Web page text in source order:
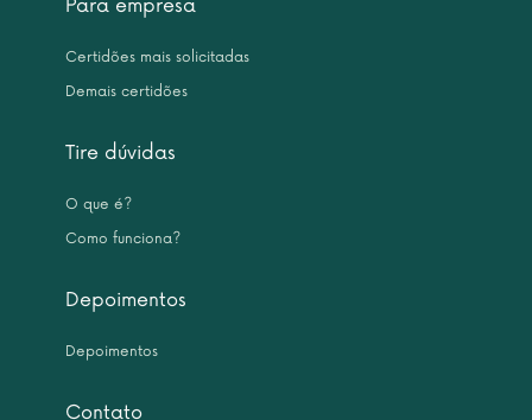
Para empresa
Certidões mais solicitadas
Demais certidões
Tire dúvidas
O que é?
Como funciona?
Depoimentos
Depoimentos
Contato